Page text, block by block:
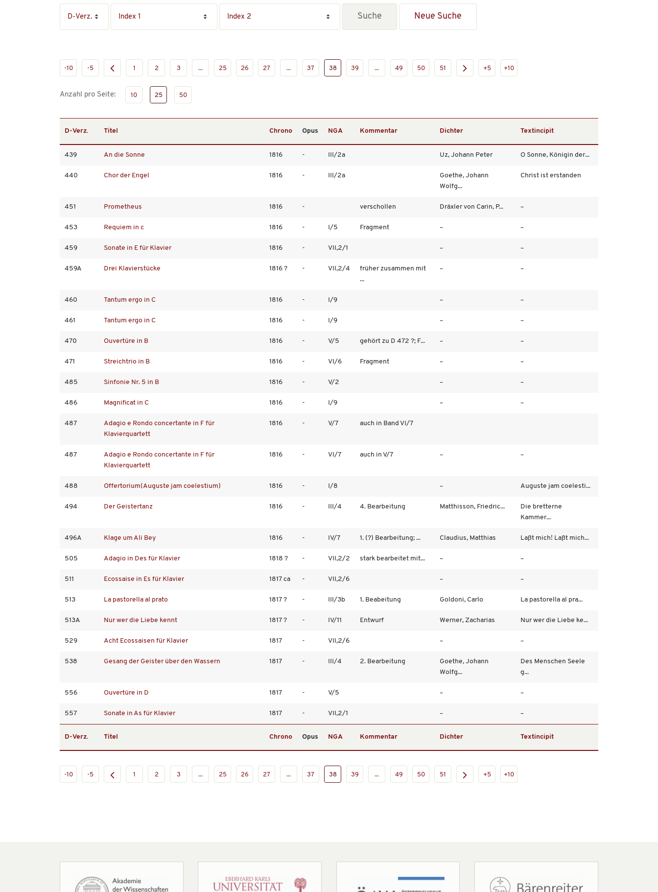
Neue Suche
-10 -5 1 2 3 ... 25 26 27 ... 37 38 39 ... 49 50 51 +5 +10
Anzahl pro Seite: 10 25 50
D-Verz. Titel Chrono Opus NGA Kommentar Dichter Textincipit
439 An die Sonne 1816 - III/2a Uz, Johann Peter O Sonne, Königin der...
440 Chor der Engel 1816 - III/2a
Goethe, Johann
Wolfg...
Christ ist erstanden
451 Prometheus 1816 - verschollen Dräxler von Carin, P... –
453 Requiem in c 1816 - I/5 Fragment – –
459 Sonate in E für Klavier 1816 - VII,2/1 – –
459A Drei Klavierstücke 1816 ? - VII,2/4
früher zusammen mit
...
– –
460 Tantum ergo in C 1816 - I/9 – –
461 Tantum ergo in C 1816 - I/9 – –
470 Ouvertüre in B 1816 - V/5 gehört zu D 472 ?; F... – –
471 Streichtrio in B 1816 - VI/6 Fragment – –
485 Sinfonie Nr. 5 in B 1816 - V/2 – –
486 Magnificat in C 1816 - I/9 – –
487
Adagio e Rondo concertante in F für
Klavierquartett
1816 - V/7 auch in Band VI/7
487
Adagio e Rondo concertante in F für
Klavierquartett
1816 - VI/7 auch in V/7 – –
488 Offertorium(Auguste jam coelestium) 1816 - I/8 – Auguste jam coelesti...
494 Der Geistertanz 1816 - III/4 4. Bearbeitung Matthisson, Friedric...
Die bretterne
Kammer...
496A Klage um Ali Bey 1816 - IV/7 1. (?) Bearbeitung; ... Claudius, Matthias Laßt mich! Laßt mich...
505 Adagio in Des für Klavier 1818 ? - VII,2/2 stark bearbeitet mit... – –
511 Ecossaise in Es für Klavier 1817 ca - VII,2/6 – –
513 La pastorella al prato 1817 ? - III/3b 1. Beabeitung Goldoni, Carlo La pastorella al pra...
513A Nur wer die Liebe kennt 1817 ? - IV/11 Entwurf Werner, Zacharias Nur wer die Liebe ke...
529 Acht Ecossaisen für Klavier 1817 - VII,2/6 – –
538 Gesang der Geister über den Wassern 1817 - III/4 2. Bearbeitung
Goethe, Johann
Wolfg...
Des Menschen Seele
g...
556 Ouvertüre in D 1817 - V/5 – –
557 Sonate in As für Klavier 1817 - VII,2/1 – –
D-Verz. Titel Chrono Opus NGA Kommentar Dichter Textincipit
-10 -5 1 2 3 ... 25 26 27 ... 37 38 39 ... 49 50 51 +5 +10